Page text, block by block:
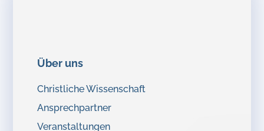
Über uns
Christliche Wissenschaft
Ansprechpartner
Veranstaltungen